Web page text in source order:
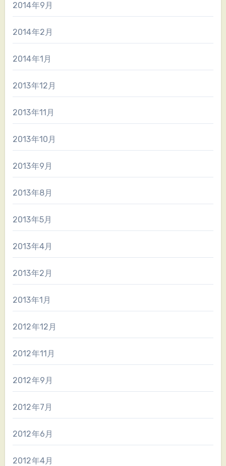
2014年9月
2014年2月
2014年1月
2013年12月
2013年11月
2013年10月
2013年9月
2013年8月
2013年5月
2013年4月
2013年2月
2013年1月
2012年12月
2012年11月
2012年9月
2012年7月
2012年6月
2012年4月